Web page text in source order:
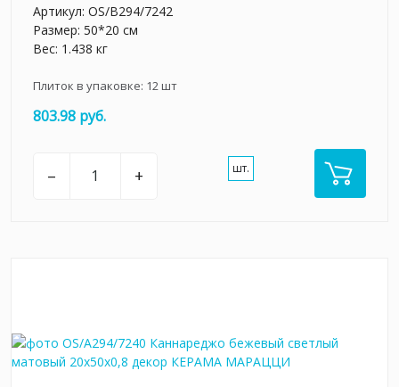
Артикул: OS/B294/7242
Размер: 50*20 см
Вес: 1.438 кг
Плиток в упаковке: 12шт
803.98 руб.
– + шт.